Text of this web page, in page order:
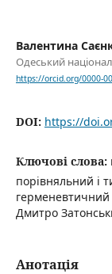
Валентина
Одеський
https://orcid.org/0000-
DOI: https://
Ключові слова:
порівняльний і
герменевтичний
Дмитро
Анотація